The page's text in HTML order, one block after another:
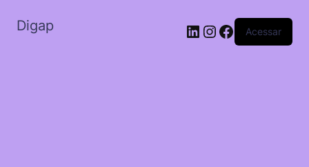
Digap Acessar